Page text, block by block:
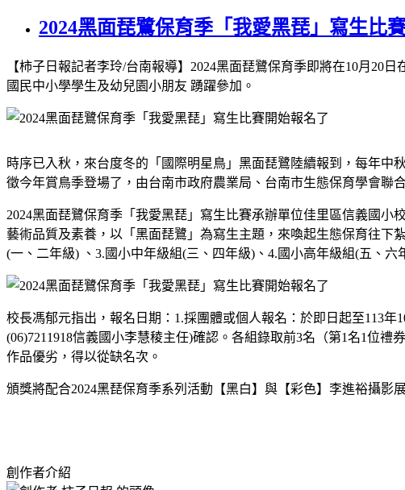
2024黑面琵鷺保育季「我愛黑琵」寫生比
【柿子日報記者李玲/台南報導】 2024黑面琵鷺保育季即將在10月 20 日
國民中小學學生及幼兒園小朋友 踴躍參加。
時序已入秋，來台度冬的「國際明星鳥」黑面琵鷺陸續報到，每年
徵今年賞鳥季登場了，由台南市政府農業局、台南市生態保育學會聯
2024黑面琵鷺保育季「我愛黑琵」寫生比賽承辦單位佳里區信義國小
藝術品質及素養，以「黑面琵鷺」為寫生主題，來喚起生態保育往下
(一、二年級) 、 3. 國小中年級組(三、四年級) 、 4. 國小高年級組(五、六
校長馮郁元指出，報名日期： 1.採團體或個人報名：於即日起至113年
(06)7211918信義國小李慧稜主任)確認。各組錄取前3名（第1名1位禮券
作品優劣，得以從缺名次。
頒獎將配合2024黑琵保育季系列活動【黑白】與【彩色】李進裕攝影
創作者介紹